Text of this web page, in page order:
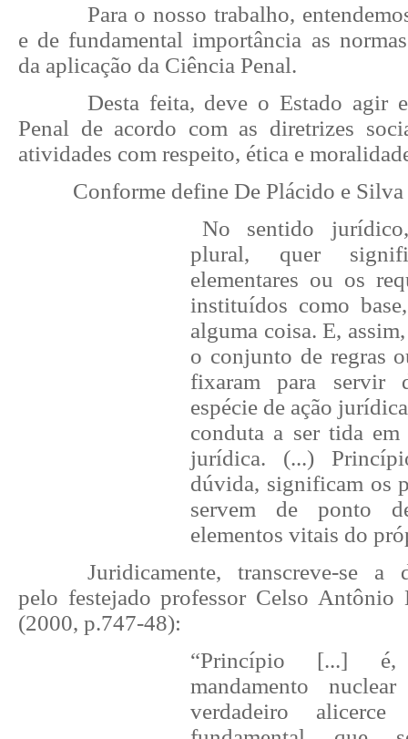
Para o nosso trabalho,
e de fundamental importância as
da aplicação da Ciência Penal.
Desta feita, deve o Estado agir
Penal de acordo com as diretrizes
atividades com respeito, ética e
Conforme define De Plácido e
No sentido
plural, quer
elementares ou os
instituídos como
alguma coisa. E,
o conjunto de regras
fixaram para servir
espécie de ação
conduta a ser tida em
jurídica. (...)
dúvida, significam os
servem de ponto
elementos vitais do
Juridicamente, transcreve-se a
pelo festejado professor Celso Antônio
(2000, p.747-48):
“Princípio [...]
mandamento
verdadeiro alicerce